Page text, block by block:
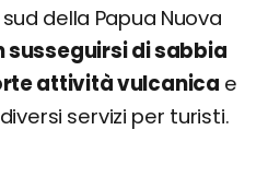
della Papua Nuova
susseguirsi di sabbia
attività vulcanica e
servizi per turisti.